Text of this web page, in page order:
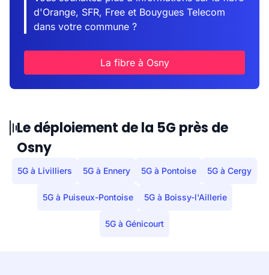
d'Orange, SFR, Free et Bouygues Telecom
dans votre commune ?
La fibre à Osny
Le déploiement de la 5G près de
Osny
5G à Livilliers 5G à Ennery 5G à Pontoise 5G à Cergy
5G à Puiseux-Pontoise 5G à Boissy-l'Aillerie
5G à Génicourt